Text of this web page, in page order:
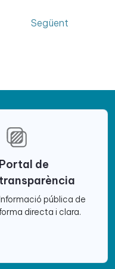
Següent
Portal de
transparència
pública de
directa i clara.